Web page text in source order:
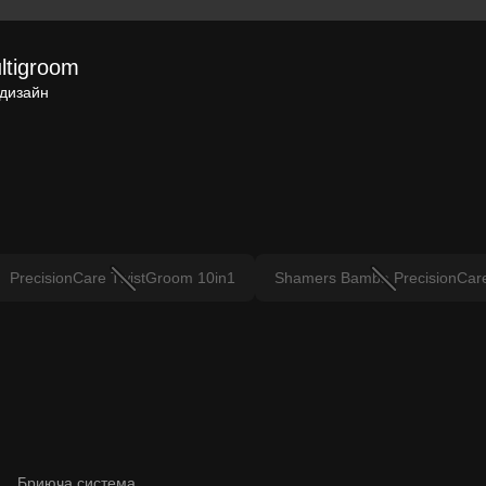
PrecisionCare TwistGroom 10in1 Shamers Bamba
Бриюча система